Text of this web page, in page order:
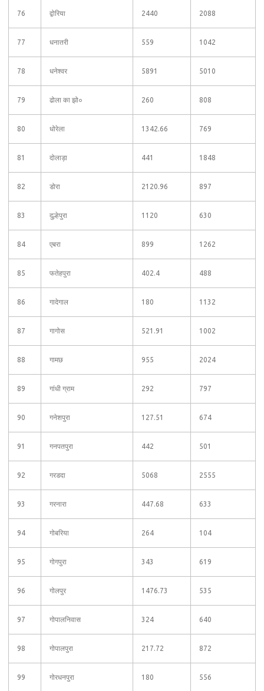
76 द्वोरिया 2440 2088
77 धनातरी 559 1042
78 धनेश्वर 5891 5010
79 ढोला का झो० 260 808
80 धोरेला 1342.66 769
81 दोलाड़ा 441 1848
82 डोरा 2120.96 897
83 दुल्हेपुरा 1120 630
84 एबरा 899 1262
85 फतेहपुरा 402.4 488
86 गादेगाल 180 1132
87 गागोस 521.91 1002
88 गामछ 955 2024
89 गांधी ग्राम 292 797
90 गनेशपुरा 127.51 674
91 गनपतपुरा 442 501
92 गरडदा 5068 2555
93 गरनारा 447.68 633
94 गोबरिया 264 104
95 गोगपुरा 343 619
96 गोलपुर 1476.73 535
97 गोपालनिवास 324 640
98 गोपालपुरा 217.72 872
99 गोरधनपुरा 180 556